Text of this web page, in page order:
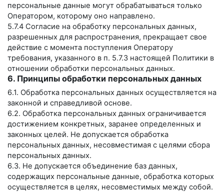
персональные данные могут обрабатываться только
Оператором, которому оно направлено.
5.7.4 Согласие на обработку персональных данных,
разрешенных для распространения, прекращает свое
действие с момента поступления Оператору
требования, указанного в п. 5.7.3 настоящей Политики в
отношении обработки персональных данных.
6. Принципы обработки персональных данных
6.1. Обработка персональных данных осуществляется на
законной и справедливой основе.
6.2. Обработка персональных данных ограничивается
достижением конкретных, заранее определенных и
законных целей. Не допускается обработка
персональных данных, несовместимая с целями сбора
персональных данных.
6.3. Не допускается объединение баз данных,
содержащих персональные данные, обработка которых
осуществляется в целях, несовместимых между собой.